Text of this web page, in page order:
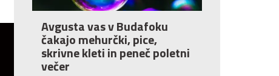
Avgusta vas v Budafoku
čakajo mehurčki, pice,
skrivne kleti in peneč poletni
večer